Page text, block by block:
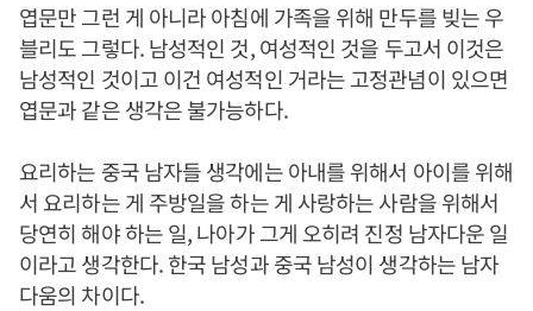
엽문만 그런 게 아니라 아침에 가족을 위해 만두를 빚는 우
블리도 그렇다. 남성적인 것, 여성적인 것을 두고서 이것은
남성적인 것이고 이건 여성적인 거라는 고정관념이 있으면
엽문과 같은 생각은 불가능하다.
요리하는 중국 남자들 생각에는 아내를 위해서 아이를 위해
서 요리하는 게 주방일을 하는 게 사랑하는 사람을 위해서
당연히 해야 하는 일, 나아가 그게 오히려 진정 남자다운 일
이라고 생각한다. 한국 남성과 중국 남성이 생각하는 남자
다움의 차이다.